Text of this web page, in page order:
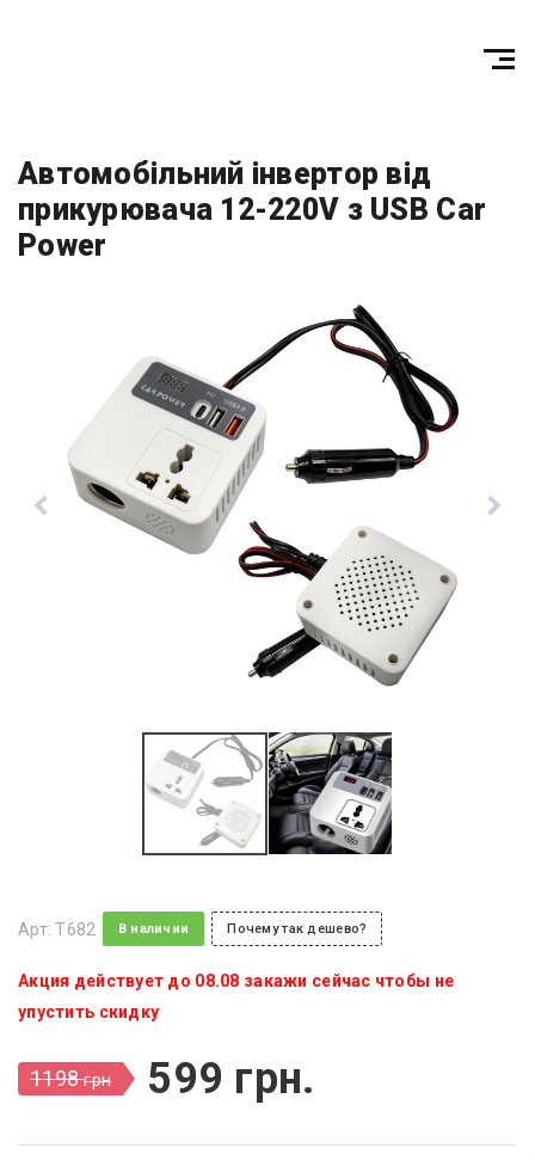
Автомобільний інвертор від
прикурювача 12-220V з USB Car
Power
Арт:T682 В наличии Почему так дешево?
Акция действует до 08.08 закажи сейчас чтобы не
упустить скидку
1198грн 599 грн.